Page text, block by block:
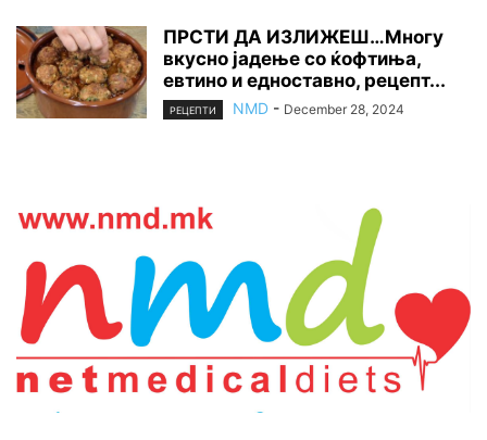
ПРСТИ ДА ИЗЛИЖЕШ…Многу
вкусно јадење со ќофтиња,
евтино и едноставно, рецепт...
РЕЦЕПТИ NMD - December 28, 2024